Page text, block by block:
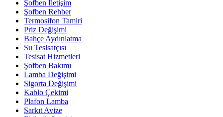
Şofben İletişim
Şofben Rehber
Termosifon Tamiri
Priz Değişimi
Bahçe Aydınlatma
Su Tesisatçısı
Tesisat Hizmetleri
Şofben Bakımı
Lamba Değişimi
Sigorta Değişimi
Kablo Çekimi
Plafon Lamba
Sarkıt Avize